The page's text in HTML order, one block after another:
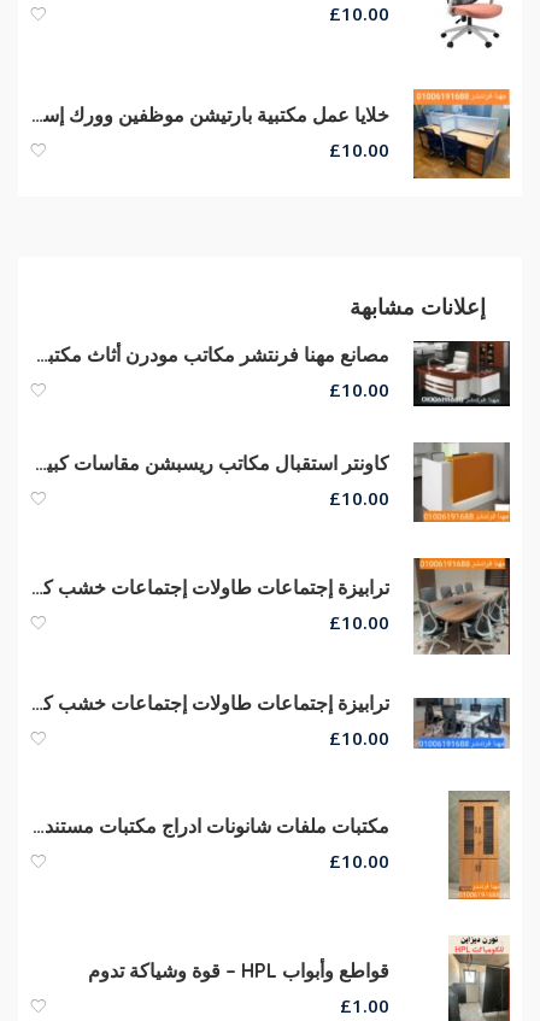
£10.00
خلايا عمل مكتبية بارتيشن موظفين وورك إستيشن مكاتب كراسى مكتب
£10.00
إعلانات مشابهة
مصانع مهنا فرنتشر مكاتب مودرن أثاث مكتبى متنوع فرش مكاتب مدير
£10.00
كاونتر استقبال مكاتب ريسبشن مقاسات كبيره وصغيره الحجم من مهنا فرنتشر
£10.00
ترابيزة إجتماعات طاولات إجتماعات خشب كونتر قشرة طبيعى جودة عالية وسعر أر
£10.00
ترابيزة إجتماعات طاولات إجتماعات خشب كونتر قشرة طبيعى جودة عالية
£10.00
مكتبات ملفات شانونات ادراج مكتبات مستندات ضلف خشب وزجاج
£10.00
قواطع وأبواب HPL – قوة وشياكة تدوم
£1.00